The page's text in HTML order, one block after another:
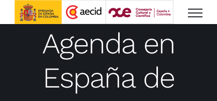
Saltar
Agenda en
España de